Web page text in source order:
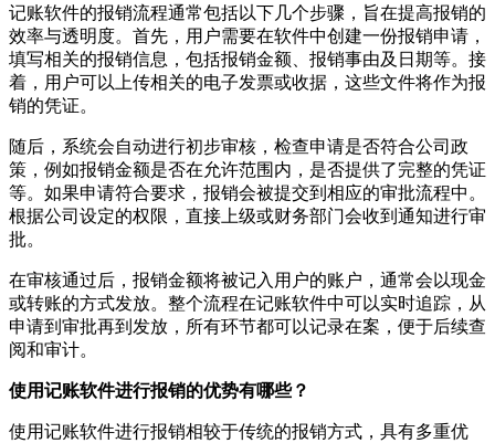
记账软件的报销流程通常包括以下几个步骤，旨在提高报销的
效率与透明度。首先，用户需要在软件中创建一份报销申请，
填写相关的报销信息，包括报销金额、报销事由及日期等。接
着，用户可以上传相关的电子发票或收据，这些文件将作为报
销的凭证。
随后，系统会自动进行初步审核，检查申请是否符合公司政
策，例如报销金额是否在允许范围内，是否提供了完整的凭证
等。如果申请符合要求，报销会被提交到相应的审批流程中。
根据公司设定的权限，直接上级或财务部门会收到通知进行审
批。
在审核通过后，报销金额将被记入用户的账户，通常会以现金
或转账的方式发放。整个流程在记账软件中可以实时追踪，从
申请到审批再到发放，所有环节都可以记录在案，便于后续查
阅和审计。
使用记账软件进行报销的优势有哪些？
使用记账软件进行报销相较于传统的报销方式，具有多重优